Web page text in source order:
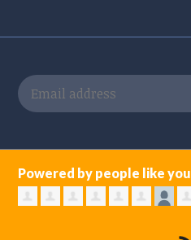
Powered by people like you